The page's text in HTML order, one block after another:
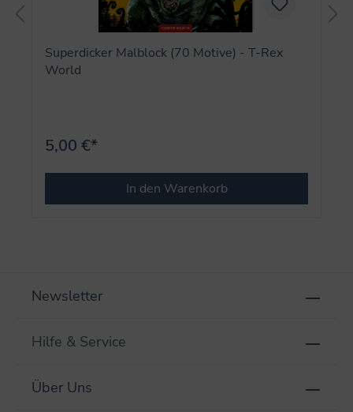
Superdicker Malblock (70 Motive) - T-Rex
World
5,00 €*
In den Warenkorb
Newsletter
Hilfe & Service
Über Uns